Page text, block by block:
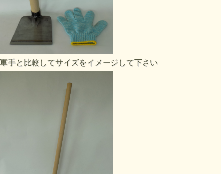
軍手と比較してサイズをイメージして下さい